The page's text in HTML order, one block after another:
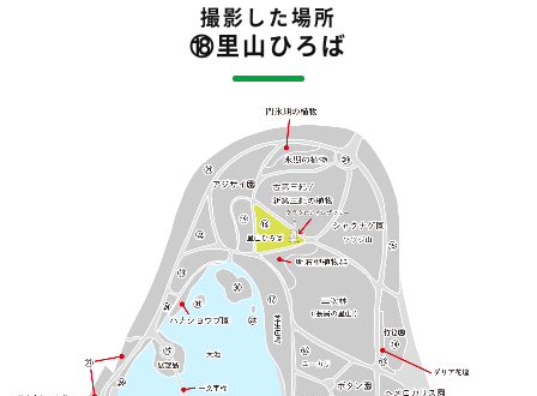
撮影した場所
⑱里山ひろば